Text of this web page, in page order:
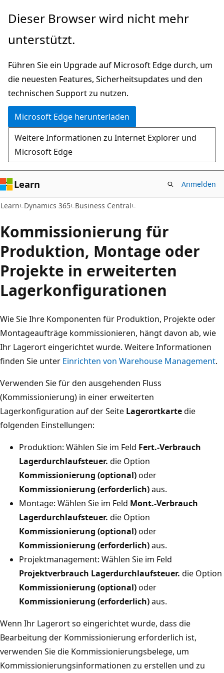
Zu
wechseln
Dieser Browser wird nicht mehr
unterstützt.
Führen Sie ein Upgrade auf Microsoft Edge durch, um
die neuesten Features, Sicherheitsupdates und den
technischen Support zu nutzen.
Microsoft Edge herunterladen
Weitere Informationen zu Internet Explorer und
Microsoft Edge
Learn Anmelden
Learn Dynamics 365 Business Central
Kommissionierung für
Produktion, Montage oder
Projekte in erweiterten
Lagerkonfigurationen
Wie Sie Ihre Komponenten für Produktion, Projekte oder
Montageaufträge kommissionieren, hängt davon ab, wie
Ihr Lagerort eingerichtet wurde. Weitere Informationen
finden Sie unter Einrichten von Warehouse Management.
Verwenden Sie für den ausgehenden Fluss
(Kommissionierung) in einer erweiterten
Lagerkonfiguration auf der Seite Lagerortkartedie
folgenden Einstellungen:
Produktion: Wählen Sie im Feld Fert.-Verbrauch
Lagerdurchlaufsteuer. die Option
Kommissionierung (optional)oder
Kommissionierung (erforderlich)aus.
Montage: Wählen Sie im Feld Mont.-Verbrauch
Lagerdurchlaufsteuer. die Option
Kommissionierung (optional)oder
Kommissionierung (erforderlich)aus.
Projektmanagement: Wählen Sie im Feld
Projektverbrauch Lagerdurchlaufsteuer. die Option
Kommissionierung (optional)oder
Kommissionierung (erforderlich)aus.
Wenn Ihr Lagerort so eingerichtet wurde, dass die
Bearbeitung der Kommissionierung erforderlich ist,
verwenden Sie die Kommissionierungsbelege, um
Kommissionierungsinformationen zu erstellen und zu